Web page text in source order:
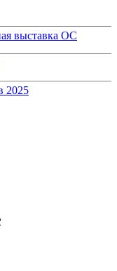
выставка ОС
2025